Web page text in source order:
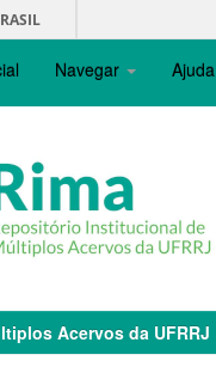
Navegar Ajuda
Acervos da UFRRJ